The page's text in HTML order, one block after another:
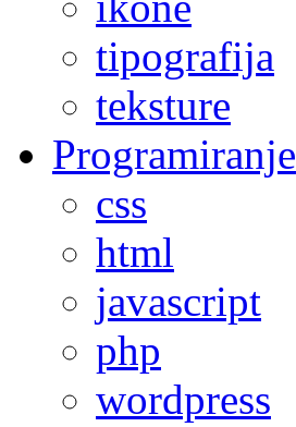
tipografija
teksture
Programiranje
css
html
javascript
php
wordpress